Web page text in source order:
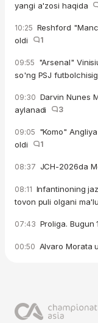
yangi a'zosi haqida
10:25 Reshford
oldi
1
09:55 "Arsenal"
so'ng PSJ
09:30 Darvin Nunes
aylanadi
3
09:05 "Komo"
oldi
1
08:37 JCH-2026da
08:11 Infantinoning
tovon puli olgani
07:43 Proliga. Bugun
00:50 Alvaro Morata